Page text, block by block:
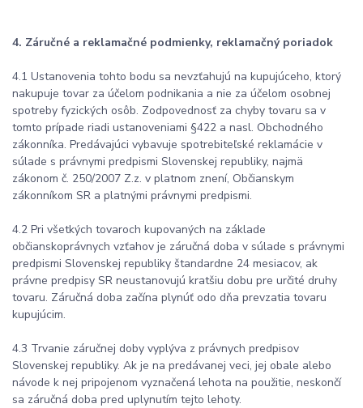
4. Záručné a reklamačné podmienky, reklamačný poriadok
4.1 Ustanovenia tohto bodu sa nevzťahujú na kupujúceho, ktorý
nakupuje tovar za účelom podnikania a nie za účelom osobnej
spotreby fyzických osôb. Zodpovednosť za chyby tovaru sa v
tomto prípade riadi ustanoveniami §422 a nasl. Obchodného
zákonníka. Predávajúci vybavuje spotrebiteľské reklamácie v
súlade s právnymi predpismi Slovenskej republiky, najmä
zákonom č. 250/2007 Z.z. v platnom znení, Občianskym
zákonníkom SR a platnými právnymi predpismi.
4.2 Pri všetkých tovaroch kupovaných na základe
občianskoprávnych vzťahov je záručná doba v súlade s právnymi
predpismi Slovenskej republiky štandardne 24 mesiacov, ak
právne predpisy SR neustanovujú kratšiu dobu pre určité druhy
tovaru. Záručná doba začína plynúť odo dňa prevzatia tovaru
kupujúcim.
4.3 Trvanie záručnej doby vyplýva z právnych predpisov
Slovenskej republiky. Ak je na predávanej veci, jej obale alebo
návode k nej pripojenom vyznačená lehota na použitie, neskončí
sa záručná doba pred uplynutím tejto lehoty.